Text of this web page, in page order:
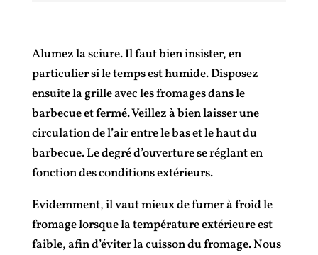
Alumez la sciure. Il faut bien insister, en
particulier si le temps est humide. Disposez
ensuite la grille avec les fromages dans le
barbecue et fermé. Veillez à bien laisser une
circulation de l’air entre le bas et le haut du
barbecue. Le degré d’ouverture se réglant en
fonction des conditions extérieurs.
Evidemment, il vaut mieux de fumer à froid le
fromage lorsque la température extérieure est
faible, afin d’éviter la cuisson du fromage. Nous